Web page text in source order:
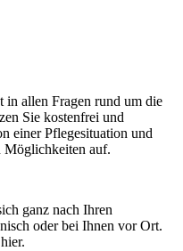
in allen Fragen rund um die
Sie kostenfrei und
einer Pflegesituation und
Möglichkeiten auf.
ganz nach Ihren
oder bei Ihnen vor Ort.